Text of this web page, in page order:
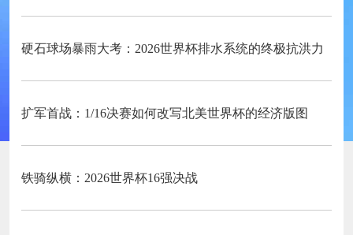
硬石球场暴雨大考：2026世界杯排水系统的终极抗洪力
扩军首战：1/16决赛如何改写北美世界杯的经济版图
铁骑纵横：2026世界杯16强决战